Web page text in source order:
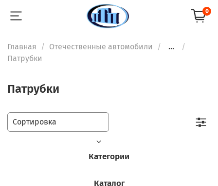
0
Главная Отечественные автомобили
...
Патрубки
Патрубки
Категории
Каталог